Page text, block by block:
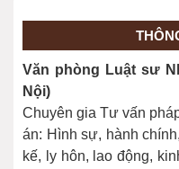
về Bầu
Văn phòng Luật sư
Nội)
Chuyên gia Tư vấn
án: Hình sự, hành
kế, ly hôn, lao động,